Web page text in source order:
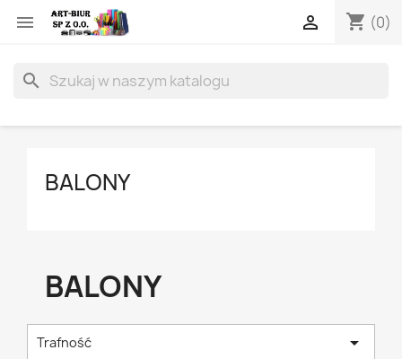
 shopping_cart (0)

search
BALONY
BALONY
Trafność 